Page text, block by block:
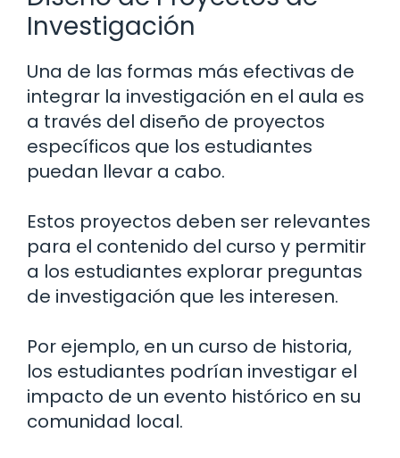
Investigación
Una de las formas más efectivas de
integrar la investigación en el aula es
a través del diseño de proyectos
específicos que los estudiantes
puedan llevar a cabo.
Estos proyectos deben ser relevantes
para el contenido del curso y permitir
a los estudiantes explorar preguntas
de investigación que les interesen.
Por ejemplo, en un curso de historia,
los estudiantes podrían investigar el
impacto de un evento histórico en su
comunidad local.